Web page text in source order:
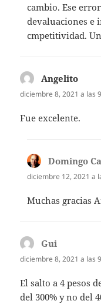
cambio. Ese
devaluaciones e
cmpetitividad.
Angelito
diciembre 8, 2021 a las
Fue excelente.
Domingo
diciembre 12, 2021 a
Muchas gracias
Gui
diciembre 8, 2021 a las
El salto a 4 pesos
del 300% y no del